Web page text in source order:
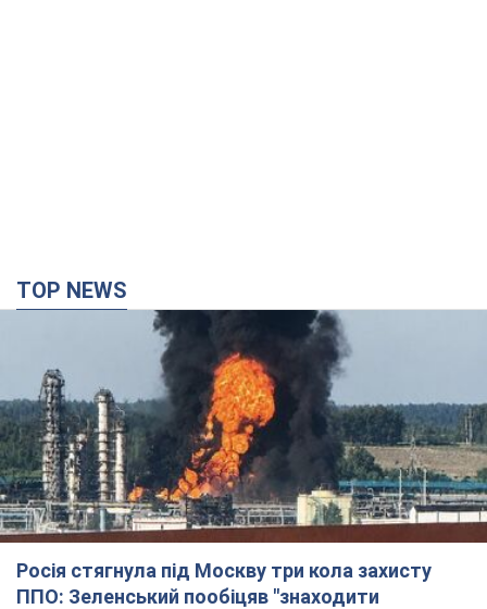
TOP NEWS
Росія стягнула під Москву три кола захисту
ППО: Зеленський пообіцяв "знаходити